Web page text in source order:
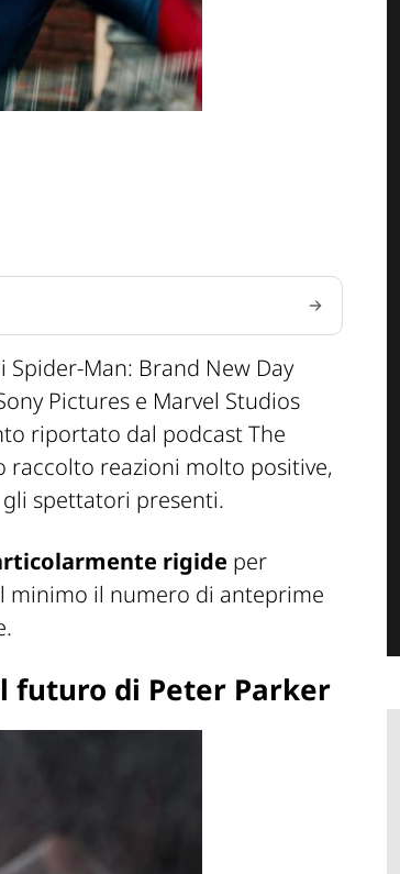
Spider-Man: Brand New Day
Pictures e Marvel Studios
riportato dal podcastThe
raccolto reazioni molto positive,
spettatori presenti.
rigide per
minimo il numero di anteprime
futuro di Peter Parker